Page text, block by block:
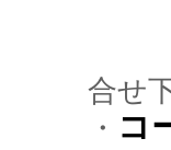
エ
合せ
・ コ